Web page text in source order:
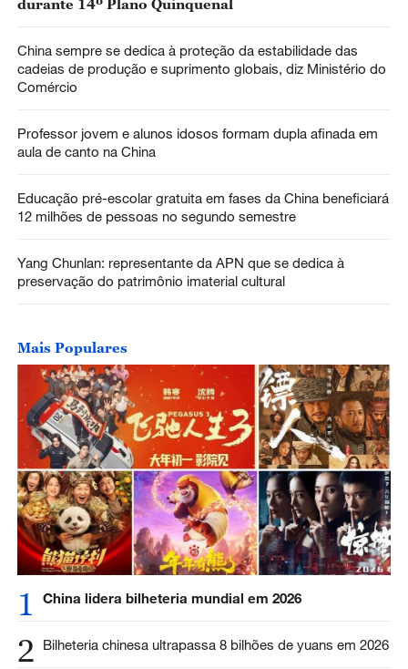
durante 14º Plano Quinquenal
China sempre se dedica à proteção da estabilidade das
cadeias de produção e suprimento globais, diz Ministério do
Comércio
Professor jovem e alunos idosos formam dupla afinada em
aula de canto na China
Educação pré-escolar gratuita em fases da China beneficiará
12 milhões de pessoas no segundo semestre
Yang Chunlan: representante da APN que se dedica à
preservação do patrimônio imaterial cultural
Mais Populares
1 China lidera bilheteria mundial em 2026
2 Bilheteria chinesa ultrapassa 8 bilhões de yuans em 2026